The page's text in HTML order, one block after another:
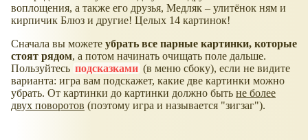
воплощения, а также его друзья, Медляк – улитёнок ням и
кирпичик Блюз и другие! Целых 14 картинок!
Сначала вы можете убрать все парные картинки, которые
стоят рядом, а потом начинать очищать поле дальше.
Пользуйтесь подсказками (в меню сбоку), если не видите
варианта: игра вам подскажет, какие две картинки можно
убрать. От картинки до картинки должно быть не более
двух поворотов (поэтому игра и называется "зигзаг").